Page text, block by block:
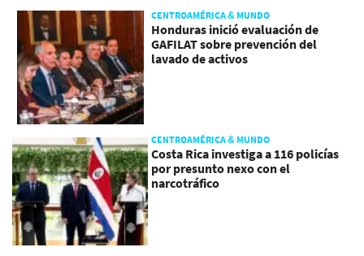
CENTROAMÉRICA & MUNDO
Honduras inició evaluación de
GAFILAT sobre prevención del
lavado de activos
CENTROAMÉRICA & MUNDO
Costa Rica investiga a 116 policías
por presunto nexo con el
narcotráfico